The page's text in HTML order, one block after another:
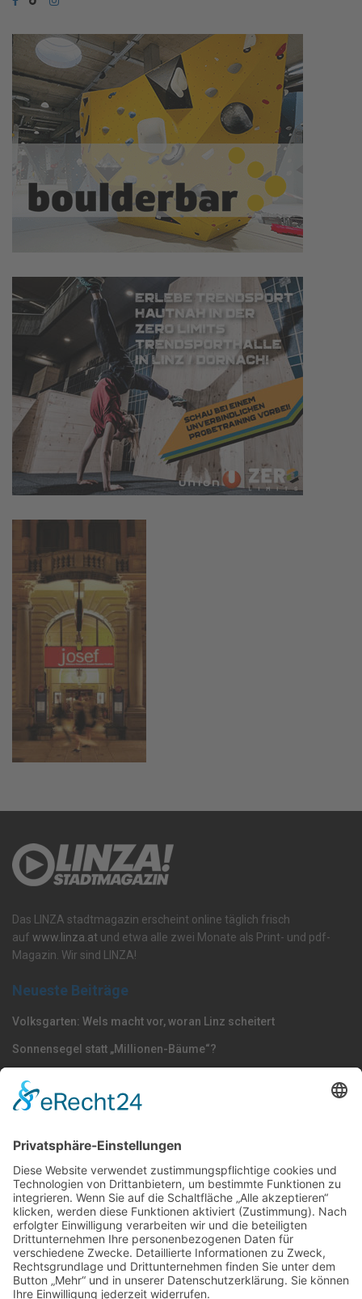
Das LINZA stadtmagazin erscheint online täglich frisch
auf www.linza.at und etwa alle zwei Monate als Print- und pdf-
Magazin. Wir sind LINZA!
Neueste Beiträge
Volksgarten: Wels macht vor, woran Linz scheitert
Sonnensegel statt „Millionen-Bäume“?
Strafmündigkeit jetzt senken“
Events
Freizeit
Galerie
Klima
Kultur
Linz
LINZAgschichten
Meinung
Politik
Sport
Unterwegs
VerQUERt I Satire
Wels